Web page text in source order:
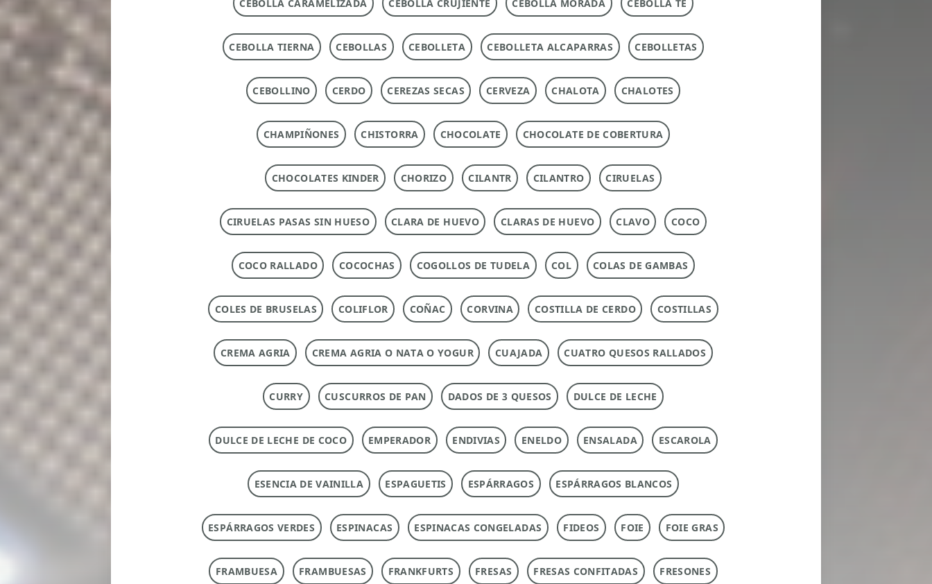
CEBOLLA CARAMELIZADA CEBOLLA CRUJIENTE CEBOLLA MORADA CEBOLLA TE
CEBOLLA TIERNA CEBOLLAS CEBOLLETA CEBOLLETA ALCAPARRAS CEBOLLETAS
CEBOLLINO CERDO CEREZAS SECAS CERVEZA CHALOTA CHALOTES
CHAMPIÑONES CHISTORRA CHOCOLATE CHOCOLATE DE COBERTURA
CHOCOLATES KINDER CHORIZO CILANTR CILANTRO CIRUELAS
CIRUELAS PASAS SIN HUESO CLARA DE HUEVO CLARAS DE HUEVO CLAVO COCO
COCO RALLADO COCOCHAS COGOLLOS DE TUDELA COL COLAS DE GAMBAS
COLES DE BRUSELAS COLIFLOR COÑAC CORVINA COSTILLA DE CERDO COSTILLAS
CREMA AGRIA CREMA AGRIA O NATA O YOGUR CUAJADA CUATRO QUESOS RALLADOS
CURRY CUSCURROS DE PAN DADOS DE 3 QUESOS DULCE DE LECHE
DULCE DE LECHE DE COCO EMPERADOR ENDIVIAS ENELDO ENSALADA ESCAROLA
ESENCIA DE VAINILLA ESPAGUETIS ESPÁRRAGOS ESPÁRRAGOS BLANCOS
ESPÁRRAGOS VERDES ESPINACAS ESPINACAS CONGELADAS FIDEOS FOIE FOIE GRAS
FRAMBUESA FRAMBUESAS FRANKFURTS FRESAS FRESAS CONFITADAS FRESONES